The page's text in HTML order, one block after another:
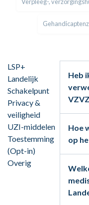
LSP+
Landelijk
Schakelpunt
Privacy &
veiligheid
UZI-middelen
Toestemming
(Opt-in)
Overig
Heb
Hoe
op